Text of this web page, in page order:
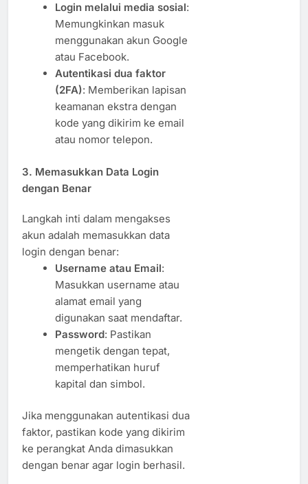
Login melalui media sosial:
Memungkinkan masuk
menggunakan akun Google
atau Facebook.
Autentikasi dua faktor
(2FA): Memberikan lapisan
keamanan ekstra dengan
kode yang dikirim ke email
atau nomor telepon.
3. Memasukkan Data Login
dengan Benar
Langkah inti dalam mengakses
akun adalah memasukkan data
login dengan benar:
Username atau Email:
Masukkan username atau
alamat email yang
digunakan saat mendaftar.
Password: Pastikan
mengetik dengan tepat,
memperhatikan huruf
kapital dan simbol.
Jika menggunakan autentikasi dua
faktor, pastikan kode yang dikirim
ke perangkat Anda dimasukkan
dengan benar agar login berhasil.